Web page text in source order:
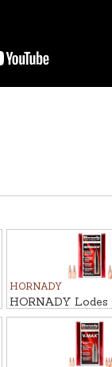
HORNADY
HORNADY Lodes
BTSP IL 6,5g/